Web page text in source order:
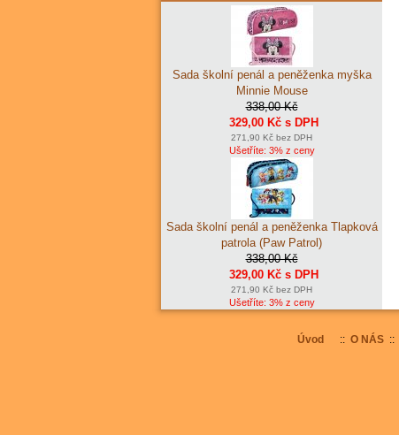
Sada školní penál a peněženka myška
Minnie Mouse
338,00 Kč
329,00 Kč s DPH
271,90 Kč bez DPH
Ušetříte: 3% z ceny
Sada školní penál a peněženka Tlapková
patrola (Paw Patrol)
338,00 Kč
329,00 Kč s DPH
271,90 Kč bez DPH
Ušetříte: 3% z ceny
Úvod :: O NÁS::